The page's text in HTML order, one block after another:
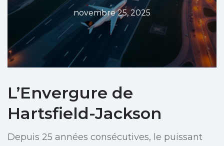
novembre 25, 2025
L’Envergure de
Hartsfield-Jackson
Depuis 25 années consécutives, le puissant